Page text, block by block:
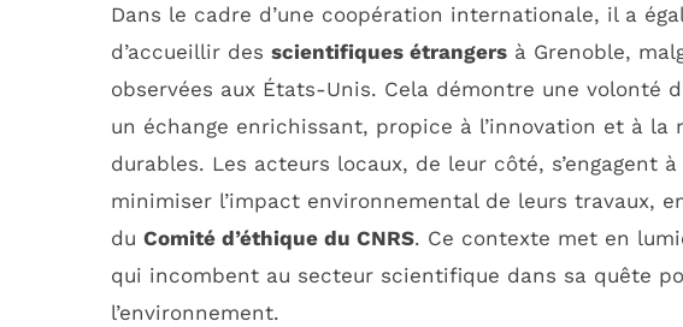
Dans le cadre d’une coopération internationale, il a
d’accueillir des scientifiques étrangers à Grenoble,
observées aux États-Unis. Cela démontre une volonté
un échange enrichissant, propice à l’innovation et à
durables. Les acteurs locaux, de leur côté, s’engagent
minimiser l’impact environnemental de leurs travaux,
du Comité d’éthique du CNRS. Ce contexte met en
qui incombent au secteur scientifique dans sa quête
l’environnement.